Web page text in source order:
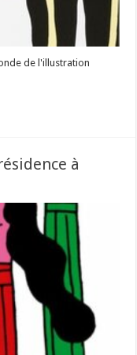
de l'illustration
à